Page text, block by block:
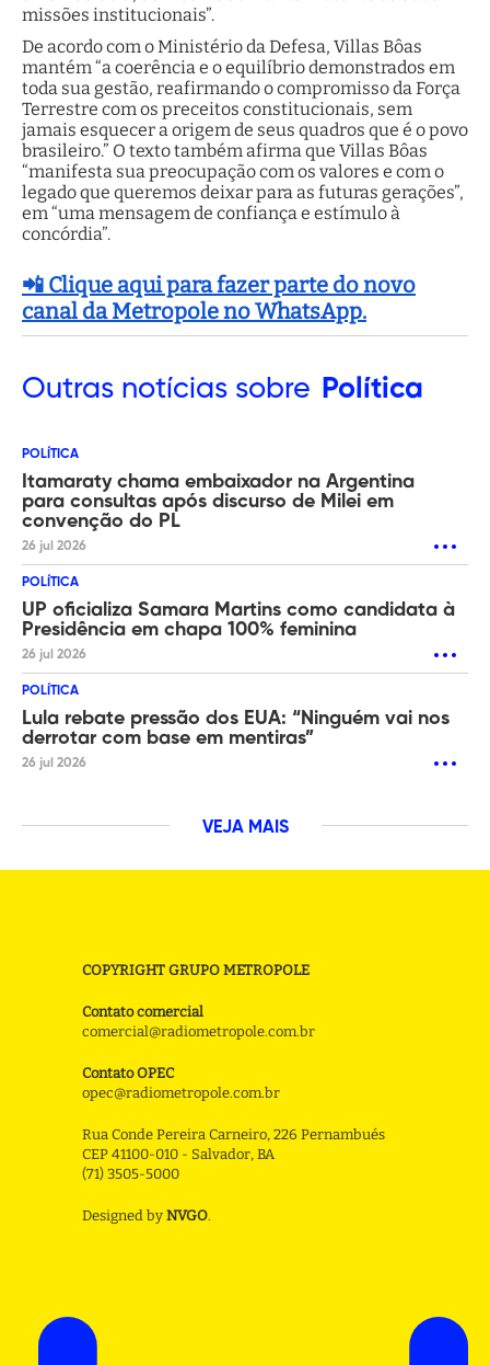
missões institucionais”.
De acordo com o Ministério da Defesa, Villas Bôas
mantém “a coerência e o equilíbrio demonstrados em
toda sua gestão, reafirmando o compromisso da Força
Terrestre com os preceitos constitucionais, sem
jamais esquecer a origem de seus quadros que é o povo
brasileiro.” O texto também afirma que Villas Bôas
“manifesta sua preocupação com os valores e com o
legado que queremos deixar para as futuras gerações”,
em “uma mensagem de confiança e estímulo à
concórdia”.
📲 Clique aqui para fazer parte do novo
canal da Metropole no WhatsApp.
Outras notícias sobre Política
POLÍTICA
Itamaraty chama embaixador na Argentina
para consultas após discurso de Milei em
convenção do PL
26 jul 2026
POLÍTICA
UP oficializa Samara Martins como candidata à
Presidência em chapa 100% feminina
26 jul 2026
POLÍTICA
Lula rebate pressão dos EUA: “Ninguém vai nos
derrotar com base em mentiras”
26 jul 2026
VEJA MAIS
COPYRIGHT GRUPO METROPOLE
Contato comercial
comercial@radiometropole.com.br
Contato OPEC
opec@radiometropole.com.br
Rua Conde Pereira Carneiro, 226 Pernambués
CEP 41100-010 - Salvador, BA
(71) 3505-5000
Designed by NVGO.